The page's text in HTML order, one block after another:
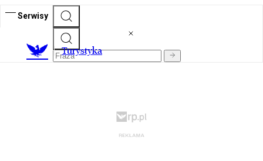
Serwisy
Turystyka